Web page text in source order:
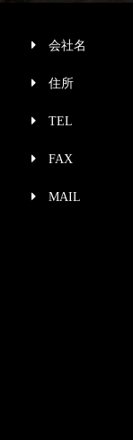
会社名
住所
TEL
FAX
MAIL